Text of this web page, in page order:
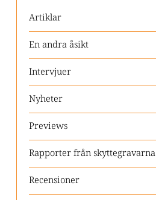
Artiklar
En andra åsikt
Intervjuer
Nyheter
Previews
Rapporter från skyttegravarna
Recensioner